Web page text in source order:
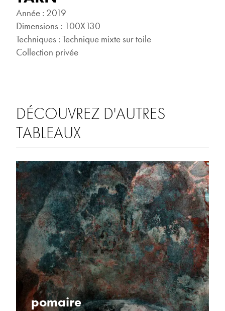
Année : 2019
Dimensions : 100X130
Techniques : Technique mixte sur toile
Collection privée
DÉCOUVREZ D'AUTRES
TABLEAUX
pomaire